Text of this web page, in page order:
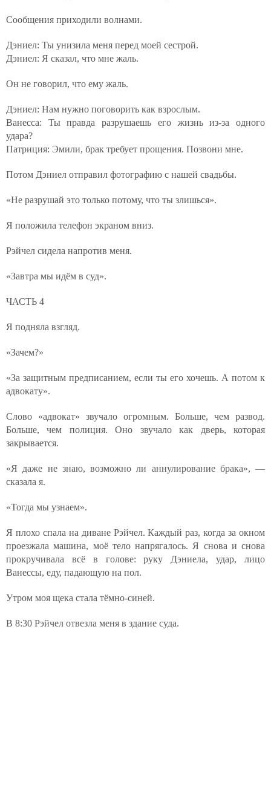
Сообщения приходили волнами.
Дэниел: Ты унизила меня перед моей сестрой.
Дэниел: Я сказал, что мне жаль.
Он не говорил, что ему жаль.
Дэниел: Нам нужно поговорить как взрослым.
Ванесса: Ты правда разрушаешь его жизнь из-за одного
удара?
Патриция: Эмили, брак требует прощения. Позвони мне.
Потом Дэниел отправил фотографию с нашей свадьбы.
«Не разрушай это только потому, что ты злишься».
Я положила телефон экраном вниз.
Рэйчел сидела напротив меня.
«Завтра мы идём в суд».
ЧАСТЬ 4
Я подняла взгляд.
«Зачем?»
«За защитным предписанием, если ты его хочешь. А потом к
адвокату».
Слово «адвокат» звучало огромным. Больше, чем развод.
Больше, чем полиция. Оно звучало как дверь, которая
закрывается.
«Я даже не знаю, возможно ли аннулирование брака», —
сказала я.
«Тогда мы узнаем».
Я плохо спала на диване Рэйчел. Каждый раз, когда за окном
проезжала машина, моё тело напрягалось. Я снова и снова
прокручивала всё в голове: руку Дэниела, удар, лицо
Ванессы, еду, падающую на пол.
Утром моя щека стала тёмно-синей.
В 8:30 Рэйчел отвезла меня в здание суда.